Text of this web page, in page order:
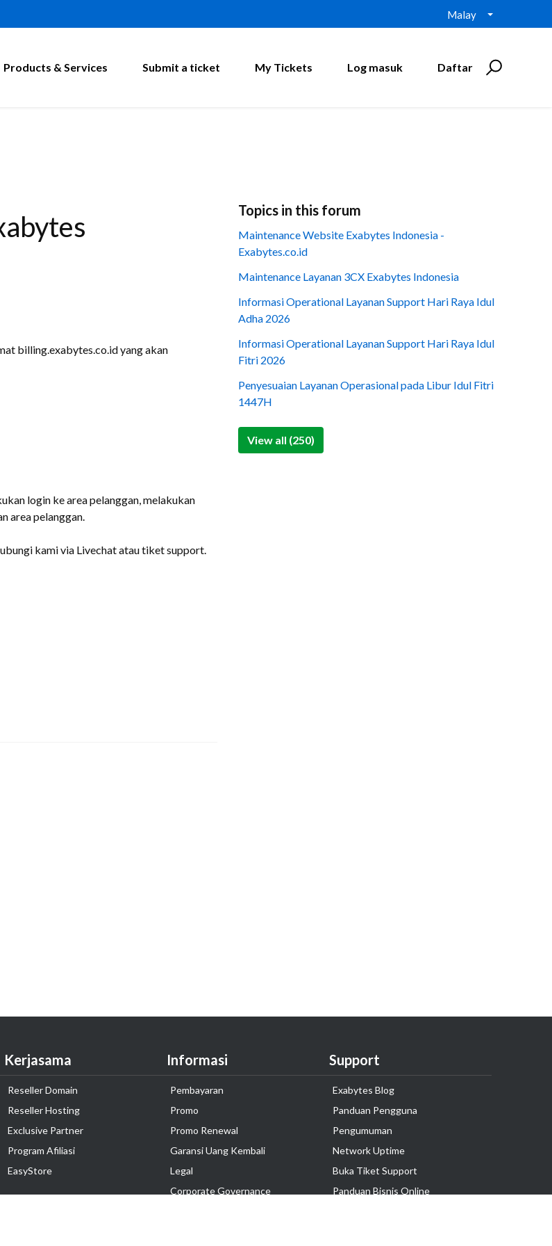
Malay
Products & Services Submit a ticket My Tickets Log masuk Daftar
billing.exabytes.co.id yang akan
login ke area pelanggan, melakukan
area pelanggan.
kami via Livechat atau tiket support.
Topics in this forum
Maintenance Website Exabytes Indonesia -
Exabytes.co.id
Maintenance Layanan 3CX Exabytes Indonesia
Informasi Operational Layanan Support Hari Raya Idul
Adha 2026
Informasi Operational Layanan Support Hari Raya Idul
Fitri 2026
Penyesuaian Layanan Operasional pada Libur Idul Fitri
1447H
View all (250)
Kerjasama
Reseller Domain
Reseller Hosting
Exclusive Partner
Program Afiliasi
EasyStore
Informasi
Pembayaran
Promo
Promo Renewal
Garansi Uang Kembali
Legal
Corporate Governance
Support
Exabytes Blog
Panduan Pengguna
Pengumuman
Network Uptime
Buka Tiket Support
Panduan Bisnis Online